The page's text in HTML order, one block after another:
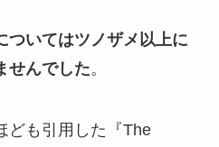
ついてはツノザメ以上に
せんでした。
ども引用した『The